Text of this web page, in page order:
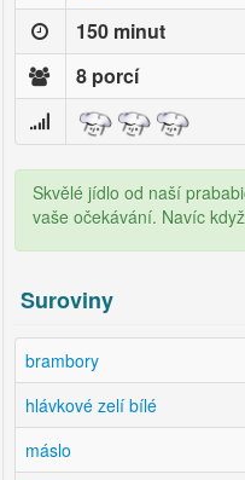
150 minut
8 porcí
Skvělé jídlo od naší
vaše očekávání. Navíc
Suroviny
brambory
hlávkové zelí bílé
máslo